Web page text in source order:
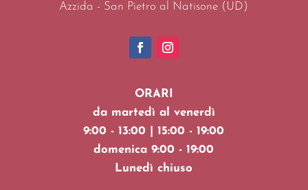
Azzida - San Pietro al Natisone (UD)
ORARI
da martedì al venerdì
9:00 - 13:00 | 15:00 - 19:00
domenica 9:00 - 19:00
Lunedì chiuso